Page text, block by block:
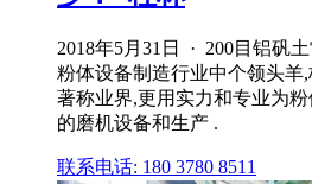
2018年5月31日 · 200目铝矾
粉体设备制造行业中个领头羊
著称业界,更用实力和专业为
的磨机设备和生产 .
联系电话: 180 3780 8511